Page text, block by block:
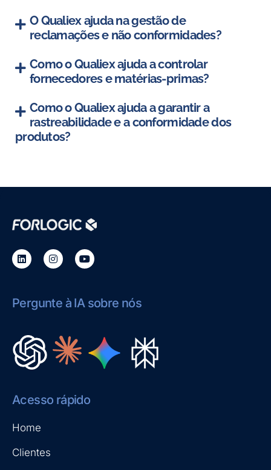
O Qualiex ajuda na gestão de
reclamações e não conformidades?
Como o Qualiex ajuda a controlar
fornecedores e matérias-primas?
Como o Qualiex ajuda a garantir a
rastreabilidade e a conformidade dos
produtos?
Pergunte à IA sobre nós
Acesso rápido
Home
Clientes